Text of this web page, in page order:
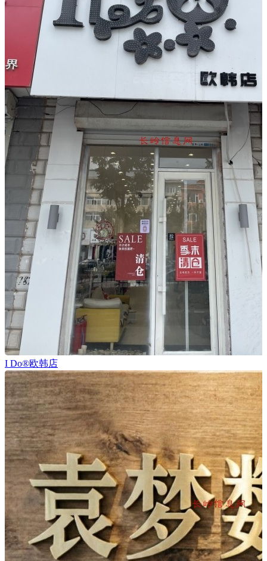
I Do®欧韩店